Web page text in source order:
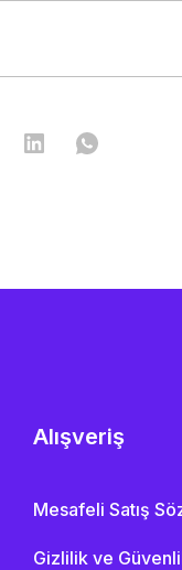
Alışveriş
Mesafeli Satış
Gizlilik ve